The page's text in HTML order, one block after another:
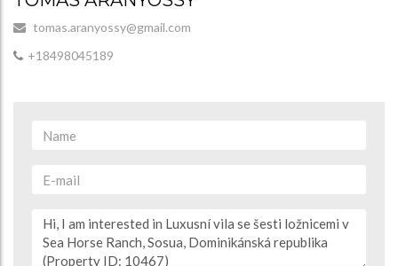
tomas.aranyossy@gmail.com
+18498045189